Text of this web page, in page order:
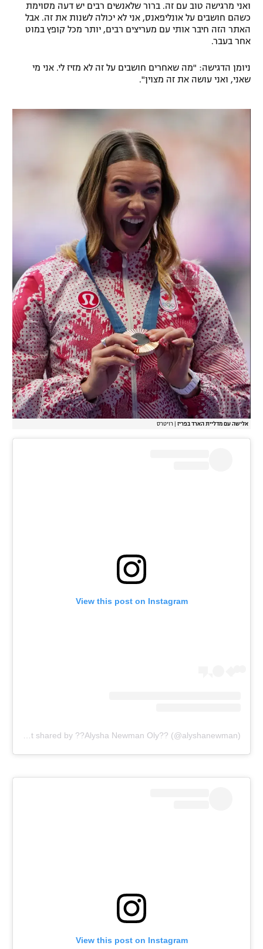
ואני מרגישה טוב עם זה. ברור שלאנשים רבים יש דעה מסוימת
כשהם חושבים על אונליפאנס, אני לא יכולה לשנות את זה. אבל
האתר הזה חיבר אותי עם מעריצים רבים, יותר מכל קופץ במוט
אחר בעבר.
ניומן הדגישה: "מה שאחרים חושבים על זה לא מזיז לי. אני מי
שאני, ואני עושה את זה מצוין".
אלישה עם מדליית הארד בפריז רויטרס
View this post on Instagram
View this post on Instagram